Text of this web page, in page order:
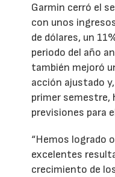
Garmin cerró el
con unos
de dólares, un
periodo del año
también mejoró
acción ajustado
primer semestre,
previsiones para
“Hemos logrado
excelentes
crecimiento de